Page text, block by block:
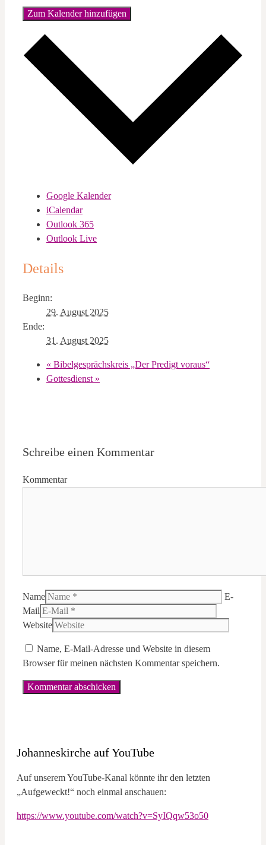
Zum Kalender hinzufügen
Google Kalender
iCalendar
Outlook 365
Outlook Live
Details
Beginn:
29. August 2025
Ende:
31. August 2025
« Bibelgesprächskreis „Der Predigt voraus“
Gottesdienst »
Schreibe einen Kommentar
Kommentar
Name
E-
Mail
Website
Name, E-Mail-Adresse und Website in diesem
Browser für meinen nächsten Kommentar speichern.
Johanneskirche auf YouTube
Auf unserem YouTube-Kanal könnte ihr den letzten
„Aufgeweckt!“ noch einmal anschauen:
https://www.youtube.com/watch?v=SyIQqw53o50